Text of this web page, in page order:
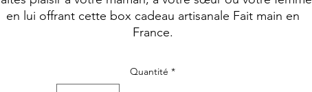
en lui offrant cette box cadeau artisanale Fait main en
France.
Quantité *